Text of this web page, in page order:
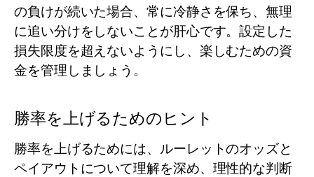
の負けが続いた場合、常に冷静さを保ち、無理
に追い分けをしないことが肝心です。設定した
損失限度を超えないようにし、楽しむための資
金を管理しましょう。
勝率を上げるためのヒント
勝率を上げるためには、ルーレットのオッズと
ペイアウトについて理解を深め、理性的な判断